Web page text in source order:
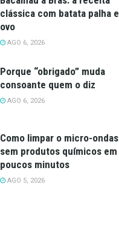
clássica com batata palha e
ovo
AGO 6, 2026
Porque “obrigado” muda
consoante quem o diz
AGO 6, 2026
Como limpar o micro-ondas
sem produtos químicos em
poucos minutos
AGO 5, 2026